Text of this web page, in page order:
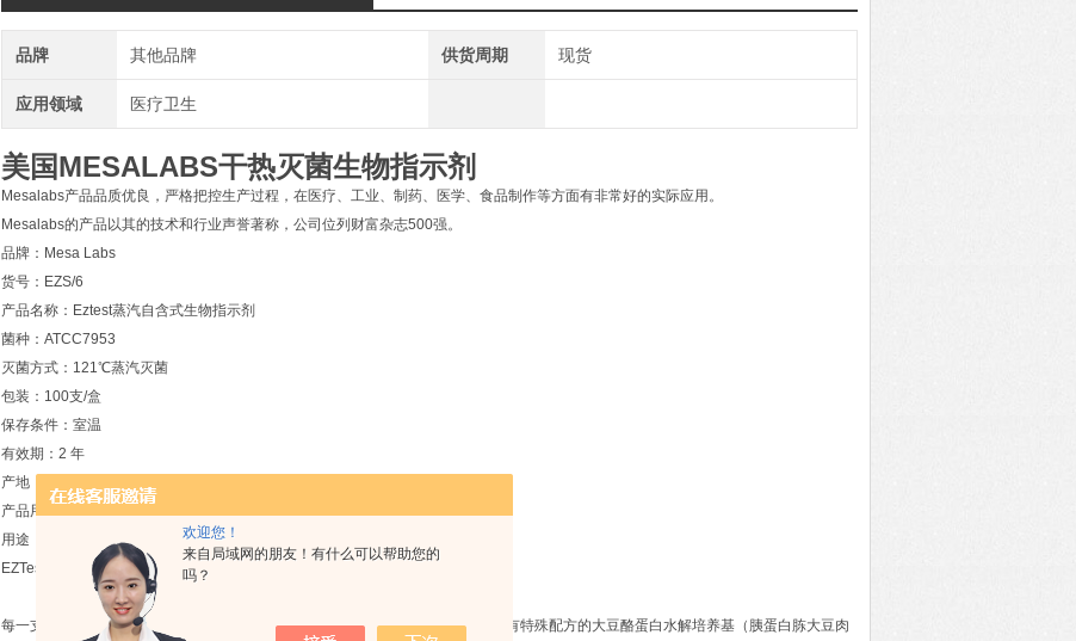
欢迎您！
来自局域网的朋友！有什么可以帮助您的
吗？
品牌 其他品牌 供货周期 现货
应用领域 医疗卫生
美国MESALABS干热灭菌生物指示剂
Mesalabs产品品质优良，严格把控生产过程，在医疗、工业、制药、医学、食品制作等方面有非常好的实际应用。
Mesalabs的产品以其的技术和行业声誉著称，公司位列财富杂志500强。
品牌：Mesa Labs
货号：EZS/6
产品名称：Eztest蒸汽自含式生物指示剂
菌种：ATCC7953
灭菌方式：121℃蒸汽灭菌
包装：100支/盒
保存条件：室温
有效期：2 年
产地：美国
产品用途：用于监视蒸汽的自含式生物指示剂
用途：适用于设备、釜罐、管道、器械、生药、无菌衣、清洁工具等。
EZTest 自含式蒸汽灭菌生物指示剂用于监视蒸汽/闪蒸汽的自含式生物指示剂。
每一支热塑性小培养管中含有带细菌孢子的滤 纸片和密封的玻璃安瓿。安瓿中装有特殊配方的大豆酪蛋白水解培养基（胰蛋白胨大豆肉